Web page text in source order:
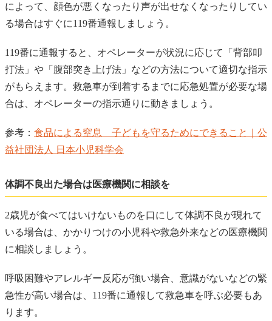
によって、顔色が悪くなったり声が出せなくなったりしてい
る場合はすぐに119番通報しましょう。
119番に通報すると、オペレーターが状況に応じて「背部叩
打法」や「腹部突き上げ法」などの方法について適切な指示
がもらえます。救急車が到着するまでに応急処置が必要な場
合は、オペレーターの指示通りに動きましょう。
参考： 食品による窒息 子どもを守るためにできること｜公
益社団法人 日本小児科学会
体調不良出た場合は医療機関に相談を
2歳児が食べてはいけないものを口にして体調不良が現れて
いる場合は、かかりつけの小児科や救急外来などの医療機関
に相談しましょう。
呼吸困難やアレルギー反応が強い場合、意識がないなどの緊
急性が高い場合は、119番に通報して救急車を呼ぶ必要もあ
ります。